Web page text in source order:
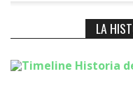
LA